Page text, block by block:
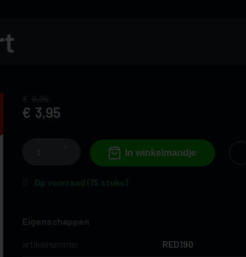
6,95
3,95
In winkelmandje
Op voorraad (15 stuks)
Eigenschappen
artikelnummer RED190